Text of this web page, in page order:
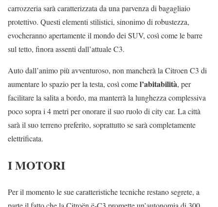
carrozzeria sarà caratterizzata da una parvenza di bagagliaio
protettivo. Questi elementi stilistici, sinonimo di robustezza,
evocheranno apertamente il mondo dei SUV, così come le barre
sul tetto, finora assenti dall’attuale C3.
Auto dall’animo più avventuroso, non mancherà la Citroen C3 di
aumentare lo spazio per la testa, così comel’abitabilità, per
facilitare la salita a bordo, ma manterrà la lunghezza complessiva
poco sopra i 4 metri per onorare il suo ruolo di city car. La città
sarà il suo terreno preferito, soprattutto se sarà completamente
elettrificata.
I MOTORI
Per il momento le sue caratteristiche tecniche restano segrete, a